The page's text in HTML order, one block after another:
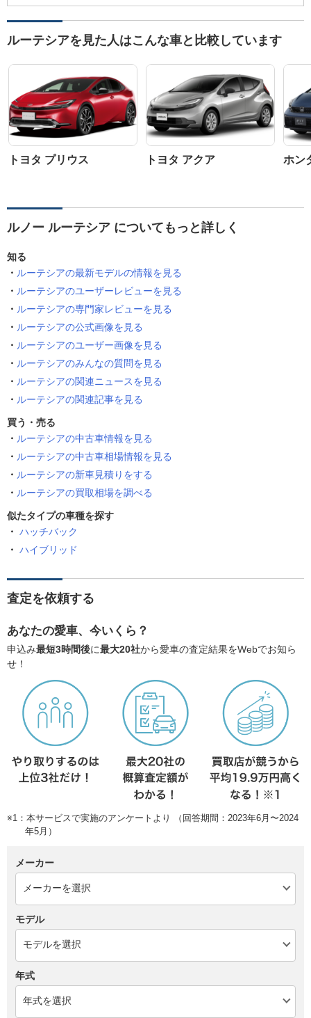
ルーテシアを見た人はこんな車と比較しています
トヨタ プリウス トヨタ アクア ホン
ルノー ルーテシア についてもっと詳しく
知る
ルーテシアの最新モデルの情報を見る
ルーテシアのユーザーレビューを見る
ルーテシアの専門家レビューを見る
ルーテシアの公式画像を見る
ルーテシアのユーザー画像を見る
ルーテシアのみんなの質問を見る
ルーテシアの関連ニュースを見る
ルーテシアの関連記事を見る
買う・売る
ルーテシアの中古車情報を見る
ルーテシアの中古車相場情報を見る
ルーテシアの新車見積りをする
ルーテシアの買取相場を調べる
似たタイプの車種を探す
ハッチバック
ハイブリッド
査定を依頼する
あなたの愛車、今いくら？
申込み最短3時間後に最大20社から愛車の査定結果をWebでお知ら
せ！
※1：本サービスで実施のアンケートより （回答期間：2023年6月〜2024
年5月）
メーカー
モデル
年式